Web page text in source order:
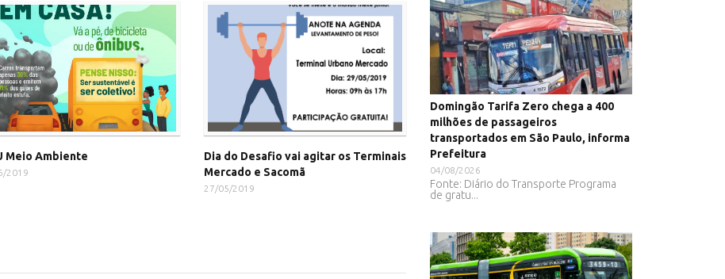
Meio Ambiente
2019
Dia do Desafio vai agitar os Terminais
Mercado e Sacomã
27/05/2019
Domingão Tarifa Zero chega a 400
milhões de passageiros
transportados em São Paulo, informa
Prefeitura
04/08/2026
Fonte: Diário do Transporte Programa
de gratu...